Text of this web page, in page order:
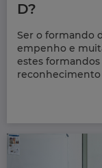
D?
Ser o formando
empenho e
estes
reconhecimento